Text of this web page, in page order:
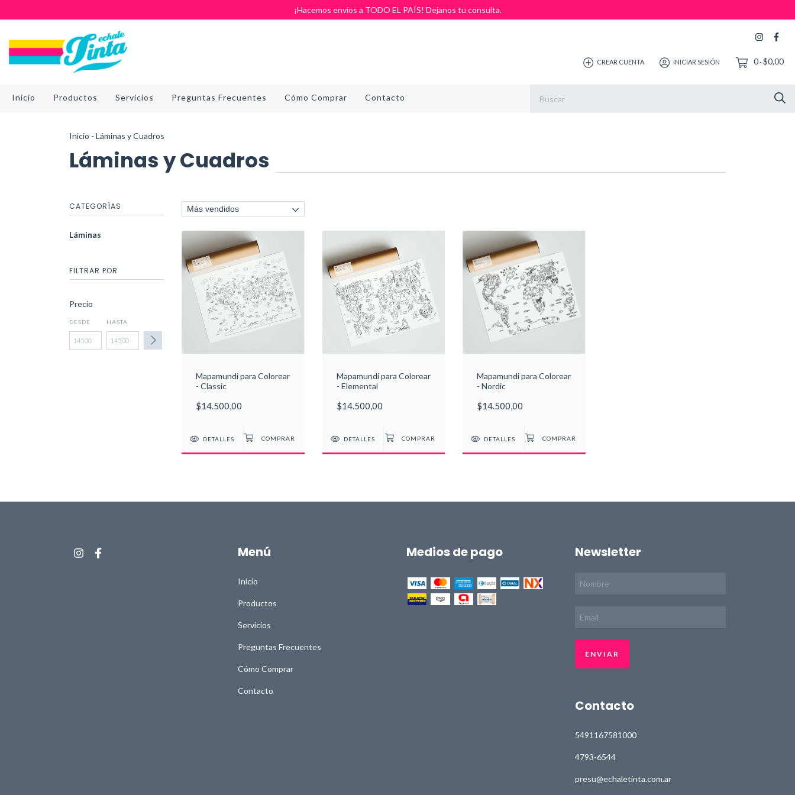
¡Hacemos envíos a TODO EL PAÍS! Dejanos tu consulta.
CREAR CUENTA INICIAR SESIÓN 0-$0,00
Inicio Productos Servicios Preguntas Frecuentes Cómo Comprar Contacto
Inicio - Láminas y Cuadros
Láminas y Cuadros
CATEGORÍAS
Láminas
FILTRAR POR
Precio
DESDE HASTA
Mapamundi para Colorear
- Classic
$14.500,00
DETALLES
Mapamundi para Colorear
- Elemental
$14.500,00
DETALLES
Mapamundi para Colorear
- Nordic
$14.500,00
DETALLES
Menú
Inicio
Productos
Servicios
Preguntas Frecuentes
Cómo Comprar
Contacto
Medios de pago Newsletter
Contacto
5491167581000
4793-6544
presu@echaletinta.com.ar